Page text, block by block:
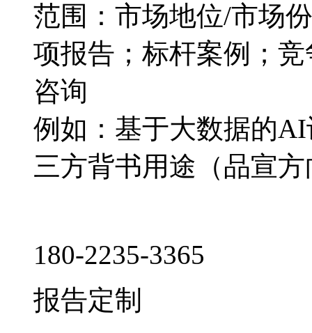
范围：市场地位/市场
项报告；标杆案例；
咨询
例如：基于大数据的
三方背书用途（品宣
180-2235-3365
报告定制